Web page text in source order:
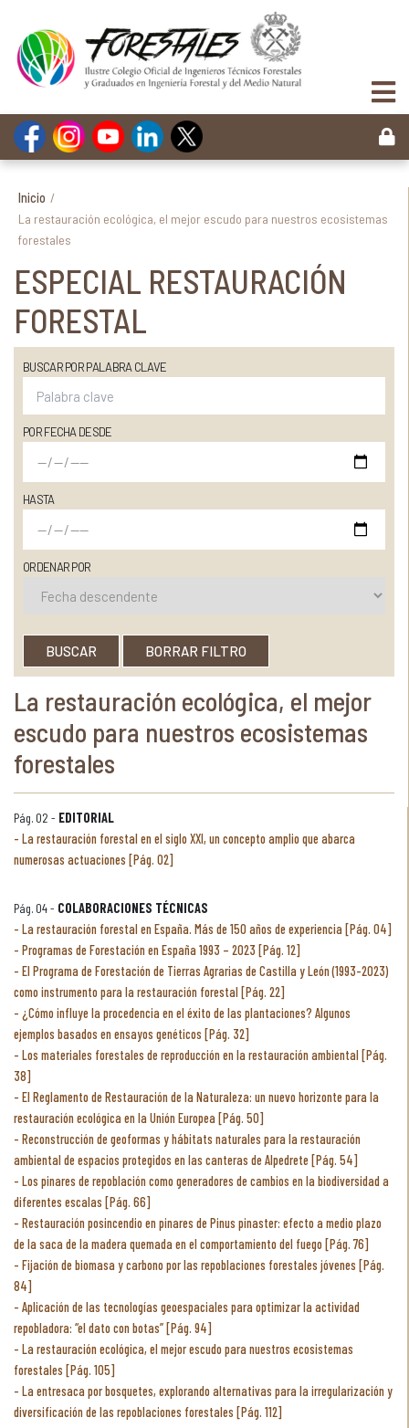
Inicio /
La restauración ecológica, el mejor escudo para nuestros ecosistemas
forestales
ESPECIAL RESTAURACIÓN
FORESTAL
BUSCAR POR PALABRA CLAVE
POR FECHA DESDE
HASTA
ORDENAR POR
BUSCAR BORRAR FILTRO
La restauración ecológica, el mejor
escudo para nuestros ecosistemas
forestales
Pág. 02 - EDITORIAL
La restauración forestal en el siglo XXI, un concepto amplio que abarca
numerosas actuaciones [Pág. 02]
Pág. 04 - COLABORACIONES TÉCNICAS
La restauración forestal en España. Más de 150 años de experiencia [Pág. 04]
Programas de Forestación en España 1993 – 2023 [Pág. 12]
El Programa de Forestación de Tierras Agrarias de Castilla y León (1993-2023)
como instrumento para la restauración forestal [Pág. 22]
¿Cómo influye la procedencia en el éxito de las plantaciones? Algunos
ejemplos basados en ensayos genéticos [Pág. 32]
Los materiales forestales de reproducción en la restauración ambiental [Pág.
38]
El Reglamento de Restauración de la Naturaleza: un nuevo horizonte para la
restauración ecológica en la Unión Europea [Pág. 50]
Reconstrucción de geoformas y hábitats naturales para la restauración
ambiental de espacios protegidos en las canteras de Alpedrete [Pág. 54]
Los pinares de repoblación como generadores de cambios en la biodiversidad a
diferentes escalas [Pág. 66]
Restauración posincendio en pinares de Pinus pinaster: efecto a medio plazo
de la saca de la madera quemada en el comportamiento del fuego [Pág. 76]
Fijación de biomasa y carbono por las repoblaciones forestales jóvenes [Pág.
84]
Aplicación de las tecnologías geoespaciales para optimizar la actividad
repobladora: “el dato con botas” [Pág. 94]
La restauración ecológica, el mejor escudo para nuestros ecosistemas
forestales [Pág. 105]
La entresaca por bosquetes, explorando alternativas para la irregularización y
diversificación de las repoblaciones forestales [Pág. 112]